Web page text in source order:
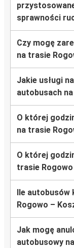
sprawności
Czy mogę
na trasie
Jakie usługi
autobusach
O której
na trasie
O której
trasie
Ile
Rogowo –
Jak mogę
autobusowy